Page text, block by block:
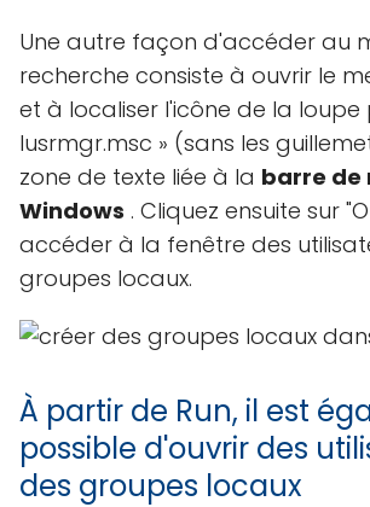
Une autre façon d'accéder au
recherche consiste à ouvrir le
et à localiser l'icône de la loupe
lusrmgr.msc » (sans les
zone de texte liée à la barre de
Windows . Cliquez ensuite sur
accéder à la fenêtre des
groupes locaux.
À partir de Run, il est
possible d'ouvrir des
des groupes locaux